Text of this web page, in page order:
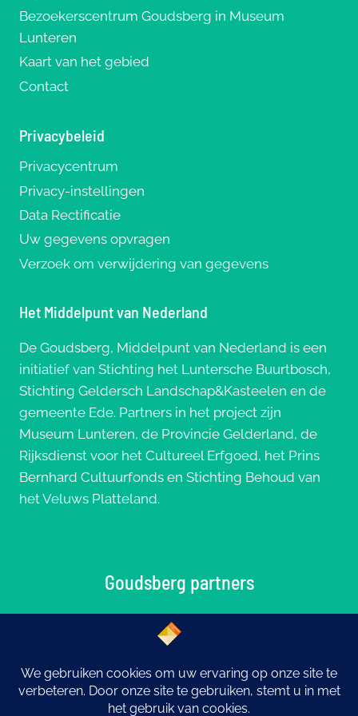
Bezoekerscentrum Goudsberg in Museum
Lunteren
Kaart van het gebied
Contact
Privacybeleid
Privacycentrum
Privacy-instellingen
Data Rectificatie
Uw gegevens opvragen
Verzoek om verwijdering van gegevens
Het Middelpunt van Nederland
De Goudsberg, Middelpunt van Nederland is een
initiatief van Stichting het Luntersche Buurtbosch,
Stichting Geldersch Landschap&Kasteelen en de
gemeente Ede. Partners in het project zijn
Museum Lunteren, de Provincie Gelderland, de
Rijksdienst voor het Cultureel Erfgoed, het Prins
Bernhard Cultuurfonds en Stichting Behoud van
het Veluws Platteland.
Goudsberg partners